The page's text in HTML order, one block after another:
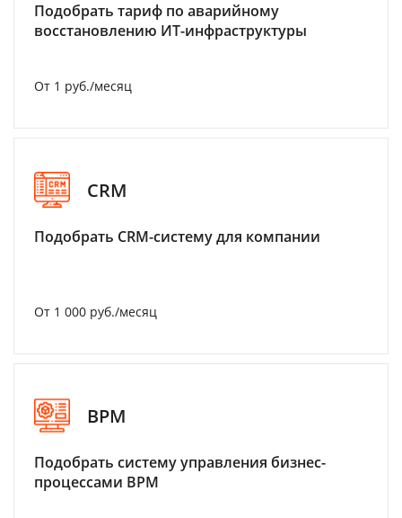
Подобрать тариф по аварийному
восстановлению ИТ-инфраструктуры
От 1 руб./месяц
CRM
Подобрать CRM-систему для компании
От 1 000 руб./месяц
BPM
Подобрать систему управления бизнес-
процессами BPM